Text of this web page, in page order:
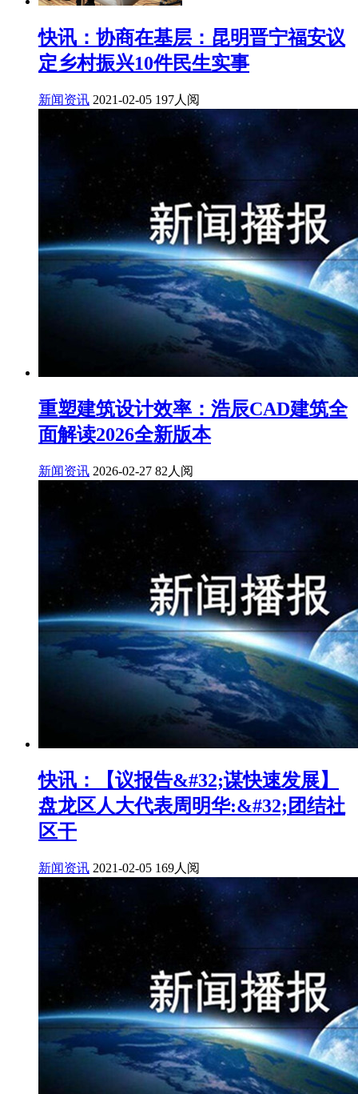
快讯：协商在基层：昆明晋宁福安议
定乡村振兴10件民生实事
新闻资讯 2021-02-05 197人阅
重塑建筑设计效率：浩辰CAD建筑全
面解读2026全新版本
新闻资讯 2026-02-27 82人阅
快讯：【议报告&#32;谋快速发展】
盘龙区人大代表周明华:&#32;团结社
区干
新闻资讯 2021-02-05 169人阅